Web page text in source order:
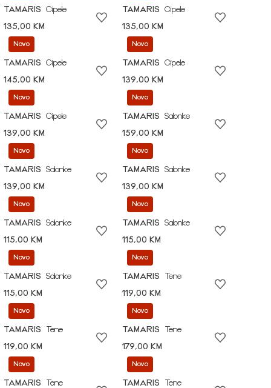
TAMARIS
Cipele
135,00 KM
TAMARIS
Cipele
135,00 KM
Novo
TAMARIS
Cipele
145,00 KM
Novo
TAMARIS
Cipele
139,00 KM
Novo
TAMARIS
Cipele
139,00 KM
Novo
TAMARIS
Salonke
159,00 KM
Novo
TAMARIS
Salonke
139,00 KM
Novo
TAMARIS
Salonke
139,00 KM
Novo
TAMARIS
Salonke
115,00 KM
Novo
TAMARIS
Salonke
115,00 KM
Novo
TAMARIS
Salonke
115,00 KM
Novo
TAMARIS
Tene
119,00 KM
Novo
TAMARIS
Tene
119,00 KM
Novo
TAMARIS
Tene
179,00 KM
Novo
TAMARIS
Tene
Novo
TAMARIS
Tene